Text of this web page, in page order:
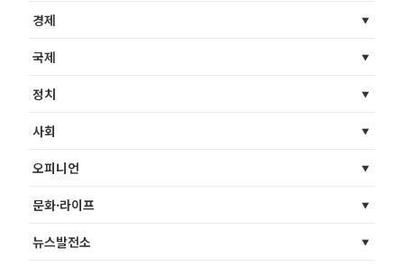
경제
국제
정치
사회
오피니언
문화·라이프
뉴스발전소